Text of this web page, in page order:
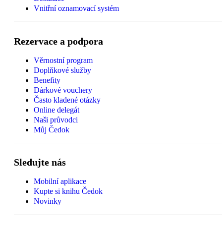
Vnitřní oznamovací systém
Rezervace a podpora
Věrnostní program
Doplňkové služby
Benefity
Dárkové vouchery
Často kladené otázky
Online delegát
Naši průvodci
Můj Čedok
Sledujte nás
Mobilní aplikace
Kupte si knihu Čedok
Novinky